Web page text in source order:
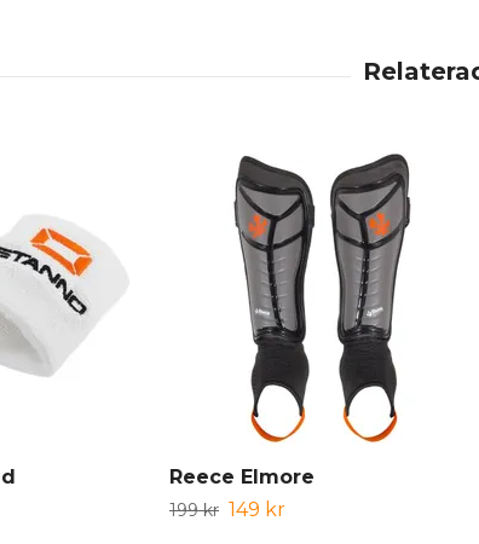
Reece Elmore
199 kr 149 kr